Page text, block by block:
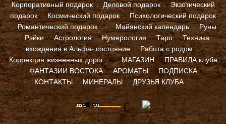
Корпоративный подарок.Деловой подарок.Экзотический
подарок.Космический подарок. Психологический подарок
.Романтический подарок. . Майянский календарь .Руны
.Рэйки.Астрология.Нумерология.Таро.Техника
вхождения в Альфа- состояние. Работа с родом.
Коррекция жизненных дорог. .МАГАЗИН.ПРАВИЛА клуба
.ФАНТАЗИИ ВОСТОКА.АРОМАТЫ.ПОДПИСКА.
КОНТАКТЫ . МИНЕРАЛЫ .ДРУЗЬЯ КЛУБА